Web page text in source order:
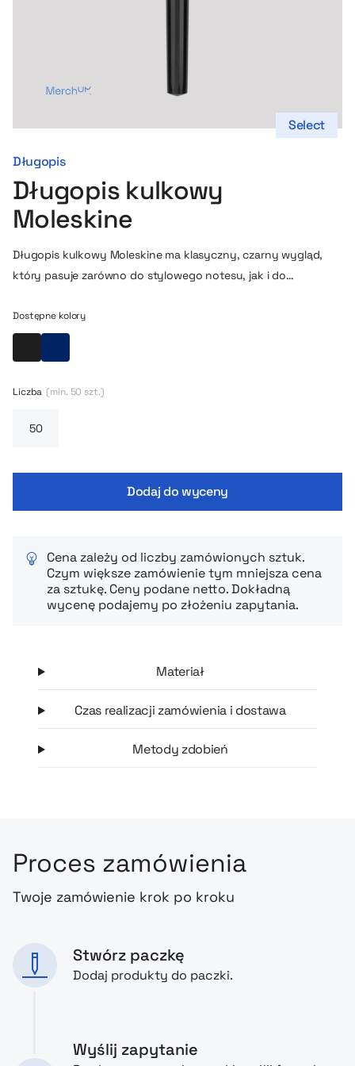
Select
Długopis
Długopis kulkowy
Moleskine
Długopis kulkowy Moleskine ma klasyczny, czarny wygląd,
który pasuje zarówno do stylowego notesu, jak i do
mm sunie po papierze gładko i bez oporu, więc pisanie jest
naturalne i po prostu przyjemne – bez przerywania myśli i
poprawiania liter. To długopis, który szybko staje się „tym
szybkie notatki. Całość jest dodatkowo ładnie zapakowana,
Dostępne kolory
Liczba (min. 50 szt.)
Dodaj do wyceny
Cena zależy od liczby zamówionych sztuk.
Czym większe zamówienie tym mniejsza cena
za sztukę. Ceny podane netto. Dokładną
wycenę podajemy po złożeniu zapytania.
Materiał
Czas realizacji zamówienia i dostawa
Metody zdobień
Proces zamówienia
Twoje zamówienie krok po kroku
Stwórz paczkę
Dodaj produkty do paczki.
Wyślij zapytanie